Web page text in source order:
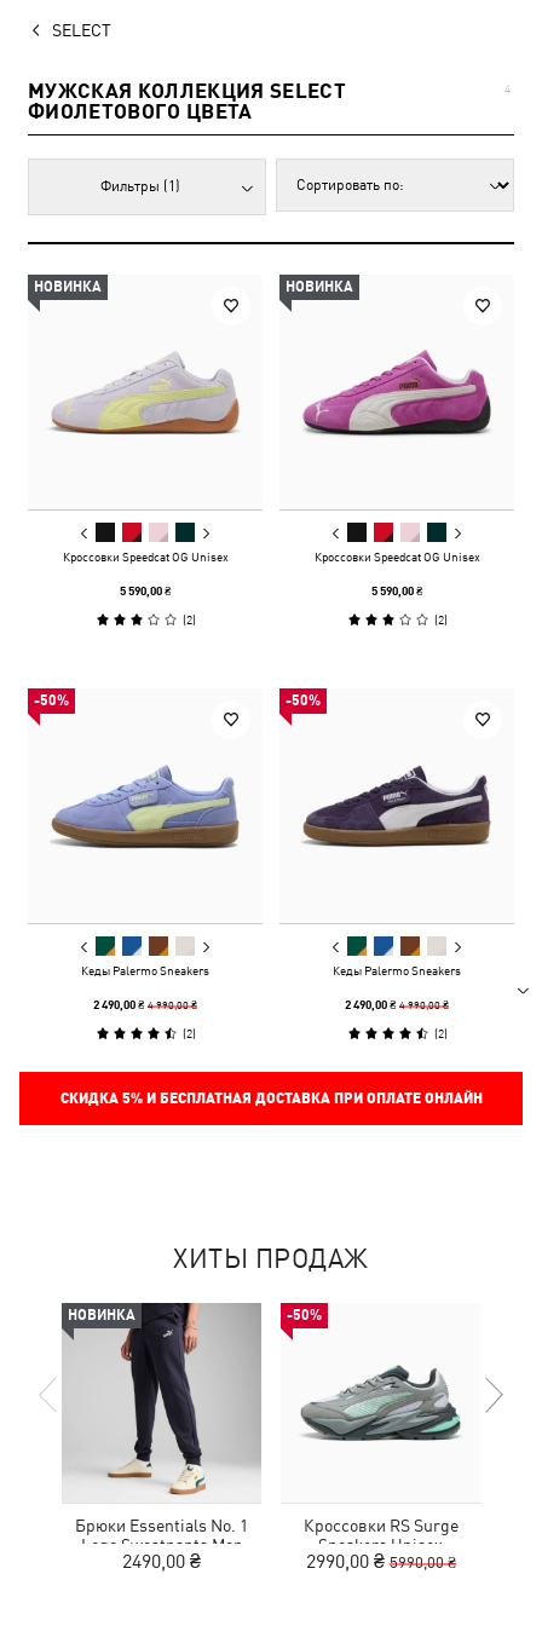
SELECT
МУЖСКАЯ КОЛЛЕКЦИЯ SELECT
ФИОЛЕТОВОГО ЦВЕТА
4
Фильтры (1)
НОВИНКА
Кроссовки Speedcat OG Unisex
5 590,00 ₴
(2)
НОВИНКА
Кроссовки Speedcat OG Unisex
5 590,00 ₴
(2)
-50%
Кеды Palermo Sneakers
2 490,00 ₴4 990,00 ₴
(2)
-50%
Кеды Palermo Sneakers
2 490,00 ₴4 990,00 ₴
(2)
СКИДКА 5%И БЕСПЛАТНАЯ ДОСТАВКА ПРИ ОПЛАТЕ ОНЛАЙН
ХИТЫ ПРОДАЖ
НОВИНКА
Брюки Essentials No. 1
Logo Sweatpants Men
2490,00 ₴
-50%
Кроссовки RS Surge
Sneakers Unisex
2990,00 ₴ 5990,00 ₴